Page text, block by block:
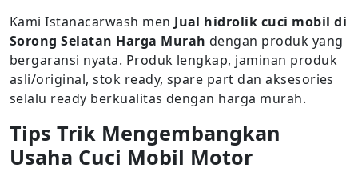
Kami Istanacarwash men Jual hidrolik cuci mobil di
Sorong Selatan Harga Murah dengan produk yang
bergaransi nyata. Produk lengkap, jaminan produk
asli/original, stok ready, spare part dan aksesories
selalu ready berkualitas dengan harga murah.
Tips Trik Mengembangkan
Usaha Cuci Mobil Motor